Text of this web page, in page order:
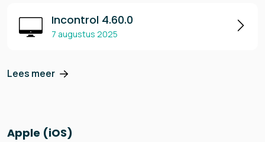
Incontrol 4.60.0
7 augustus 2025
Lees meer
Apple (iOS)